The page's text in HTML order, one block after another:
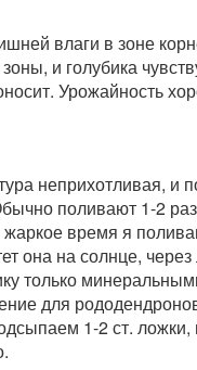
влаги в зоне
и голубика
Урожайность
неприхотливая, и
поливают 1-2
время я
она на солнце,
только
для
1-2 ст.